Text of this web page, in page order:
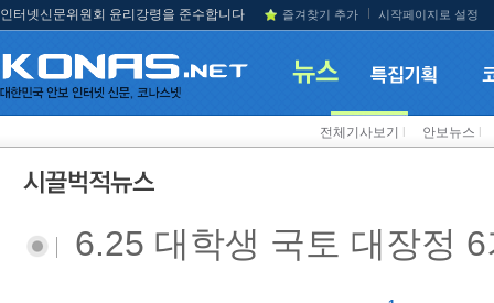
인터넷신문위원회 윤리강령을 준수합니다 즐겨찾기 추가 시작페이지로 설정
전체기사보기 안보뉴스
6.25 대학생 국토 대장정 6